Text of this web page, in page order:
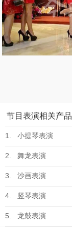
节目表演相关产品
1. 小提琴表演
2. 舞龙表演
3. 沙画表演
4. 竖琴表演
5. 龙鼓表演